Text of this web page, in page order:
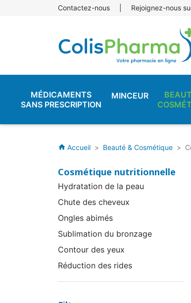
Contactez-nous Rejoignez-nous
MÉDICAMENTS
SANS PRESCRIPTION
MINCEUR
home Accueil Beauté & Cosmétique
Cosmétique nutritionnelle
Hydratation de la peau
Chute des cheveux
Ongles abimés
Sublimation du bronzage
Contour des yeux
Réduction des rides